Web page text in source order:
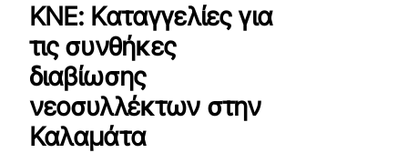
ΚΝΕ: Καταγγελίες για
τις συνθήκες
διαβίωσης
νεοσυλλέκτων στην
Καλαμάτα